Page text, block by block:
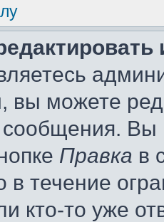
вы можете
Вы
Правка в
в течение
кто-то уже